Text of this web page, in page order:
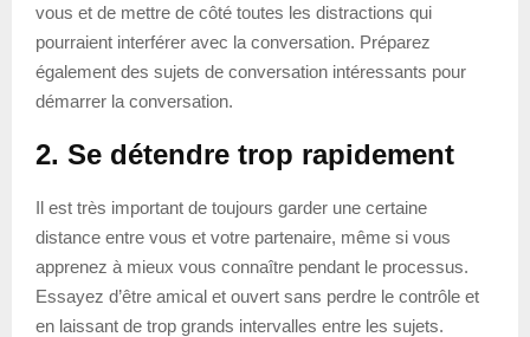
vous et de mettre de côté toutes les distractions qui
pourraient interférer avec la conversation. Préparez
également des sujets de conversation intéressants pour
démarrer la conversation.
2. Se détendre trop rapidement
Il est très important de toujours garder une certaine
distance entre vous et votre partenaire, même si vous
apprenez à mieux vous connaître pendant le processus.
Essayez d’être amical et ouvert sans perdre le contrôle et
en laissant de trop grands intervalles entre les sujets.